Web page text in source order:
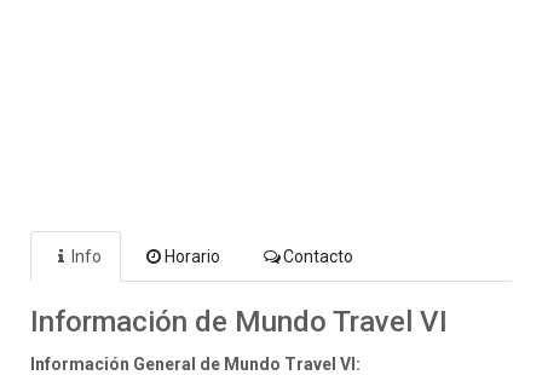
Info Horario Contacto
Información de Mundo Travel VI
Información General de Mundo Travel VI: